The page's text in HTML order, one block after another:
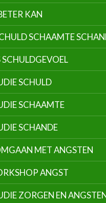
KAN
SCHAAMTE
SCHULDGEVOEL
SCHULD
SCHAAMTE
SCHANDE
MET ANGSTEN
ANGST
ZORGEN EN